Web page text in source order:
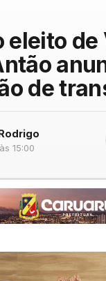
eleito
de
15:00